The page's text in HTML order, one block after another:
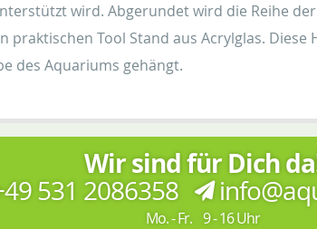
wird. Abgerundet wird die Reihe
Tool Stand aus Acrylglas.
des Aquariums gehängt.
Wir sind für Dich
531 2086358
Mo. - Fr. 9 - 16 Uhr